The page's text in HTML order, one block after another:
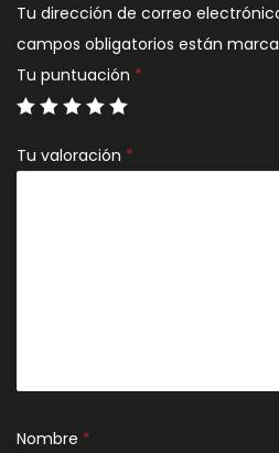
Tu dirección de correo
campos obligatorios están
Tu puntuación *
Tu valoración *
Nombre *